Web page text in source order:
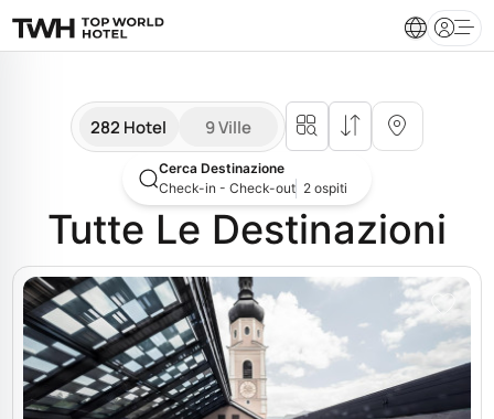
Open
282 Hotel 9 Ville
Cerca Destinazione
Check-in - Check-out 2 ospiti
Tutte Le Destinazioni